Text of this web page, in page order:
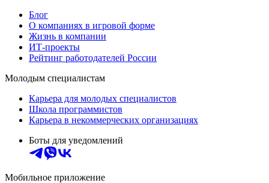
Блог
О компаниях в игровой форме
Жизнь в компании
ИТ-проекты
Рейтинг работодателей России
Молодым специалистам
Карьера для молодых специалистов
Школа программистов
Карьера в некоммерческих организациях
Боты для уведомлений
Мобильное приложение